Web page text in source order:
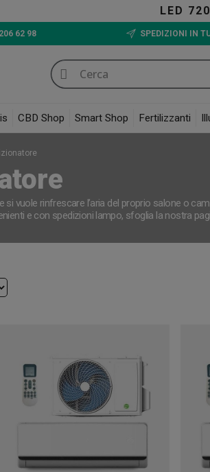
LED 720W GB LIGHTING,
62 98 SPEDIZIONI IN
CBD Shop Smart Shop Fertilizzanti
si vuole rinfrescare l’aria del proprio salone o
e con spedizioni lampo, sfoglia la nostra